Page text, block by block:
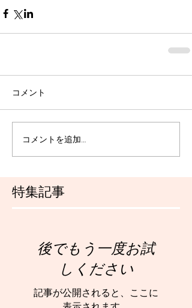
特集記事
コメント
コメントを追加…
後でもう一度お試
しください
記事が公開されると、ここに